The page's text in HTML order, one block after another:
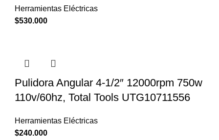
Herramientas Eléctricas
$530.000
Pulidora Angular 4-1/2″ 12000rpm 750w
110v/60hz, Total Tools UTG10711556
Herramientas Eléctricas
$240.000